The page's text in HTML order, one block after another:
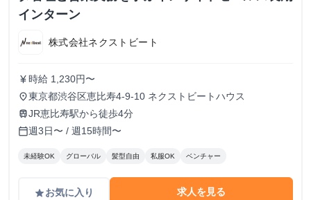
インターン
株式会社ネクストビート
currency_yen 時給 1,230円〜
place東京都渋谷区恵比寿4-9-10 ネクストビートハウス
trainJR恵比寿駅から徒歩4分
calendar_today週3日〜 / 週15時間〜
未経験OK グローバル 髪型自由 私服OK ベンチャー
gradeお気に入り 求人を見る